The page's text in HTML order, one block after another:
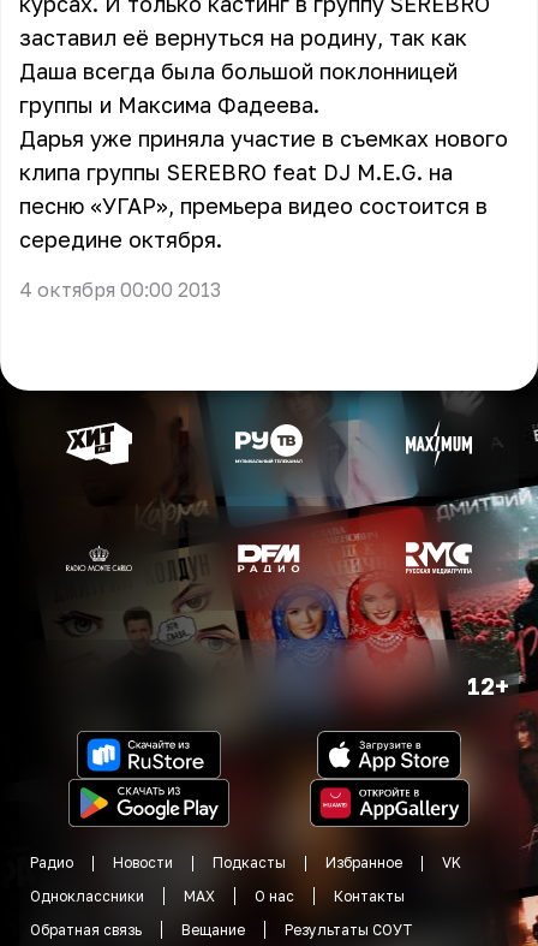
заставил её вернуться на родину, так как
Даша всегда была большой поклонницей
группы и Максима Фадеева.
Дарья уже приняла участие в съемках нового
клипа группы SEREBRO feat DJ M.E.G. на
песню «УГАР», премьера видео состоится в
середине октября.
4 октября 00:00 2013
12+
Радио Новости Подкасты Избранное
VK
Одноклассники
MAX О нас
Контакты
Обратная связь
Вещание Результаты СОУТ